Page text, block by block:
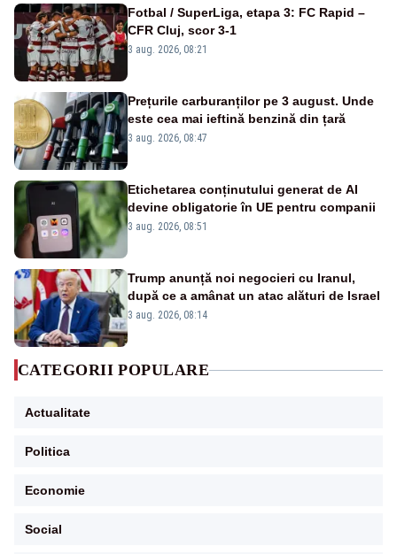
Fotbal / SuperLiga, etapa 3: FC Rapid –
CFR Cluj, scor 3-1
3 aug. 2026, 08:21
Prețurile carburanților pe 3 august. Unde
este cea mai ieftină benzină din țară
3 aug. 2026, 08:47
Etichetarea conținutului generat de AI
devine obligatorie în UE pentru companii
3 aug. 2026, 08:51
Trump anunță noi negocieri cu Iranul,
după ce a amânat un atac alături de Israel
3 aug. 2026, 08:14
CATEGORII POPULARE
Actualitate
Politica
Economie
Social